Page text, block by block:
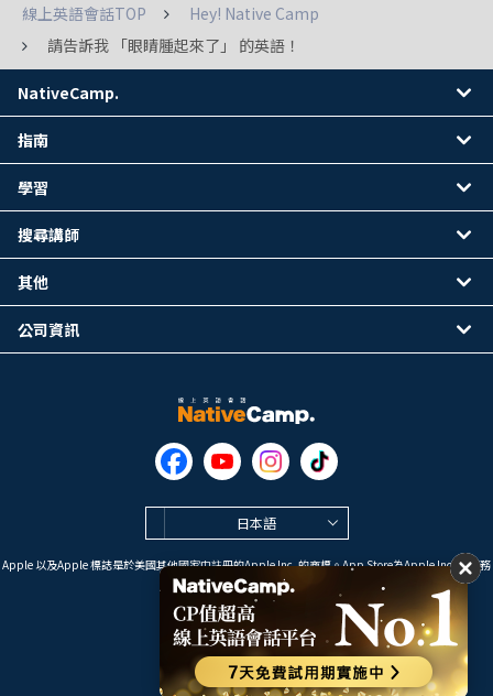
線上英語會話TOP
Hey! Native Camp
請告訴我 「眼睛腫起來了」 的英語！
日本語
Apple 以及Apple 標誌是於美國其他國家中註冊的Apple Inc. 的商標。App Store為Apple Inc. 的服務
標誌。
Google Play是 Google LLC 的商標。
Copyright © 2026 線上英語會話
NativeCamp. All Rights Reserved.
NativeCamp.
指南
學習
搜尋講師
其他
公司資訊